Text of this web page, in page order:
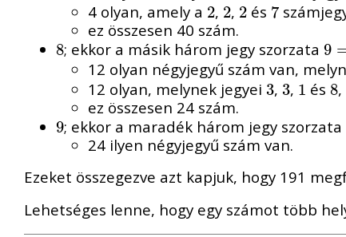
4 olyan, amely a 2
2, 2
2, 2
2és 7
7
ez összesen 40 szám.
8
8; ekkor a másik három jegy szorzata 9
9 =
12 olyan négyjegyű szám van,
12 olyan, melynek jegyei 3
3, 3
3, 1
1 és 8
8,
ez összesen 24 szám.
9
9; ekkor a maradék három jegy szorzata
24 ilyen négyjegyű szám van.
Ezeket összegezve azt kapjuk, hogy 191
Lehetséges lenne, hogy egy számot több